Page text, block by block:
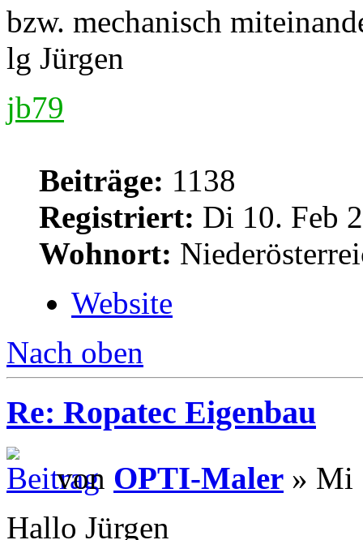
bzw. mechanisch
lg Jürgen
jb79
Beiträge: 1138
Registriert: Di 10. Feb
Wohnort:
Website
Nach oben
Re: Ropatec Eigenbau
von OPTI-Maler » Mi
Hallo Jürgen